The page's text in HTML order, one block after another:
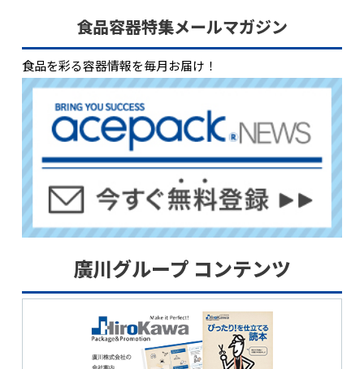
食品容器特集メールマガジン
食品を彩る容器情報を毎月お届け！
廣川グループ コンテンツ